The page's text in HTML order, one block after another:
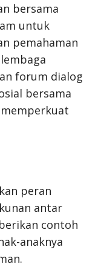
bersama
untuk
pemahaman
forum dialog
bersama
peran
antar
contoh
anaknya